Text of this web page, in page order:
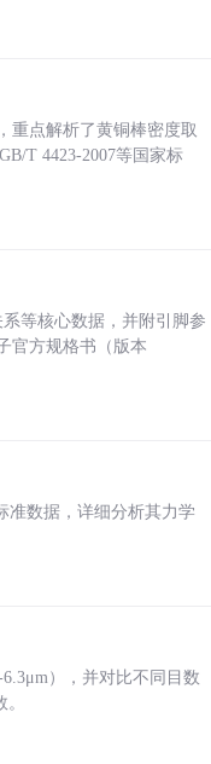
重点解析了黄铜棒密度取
T 4423-2007等国家标
等核心数据，并附引脚参
官方规格书（版本
准数据，详细分析其力学
），并对比不同目数